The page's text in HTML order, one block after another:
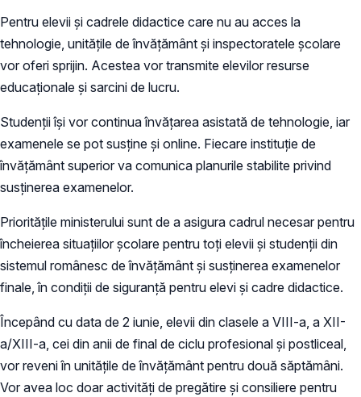
Pentru elevii și cadrele didactice care nu au acces la
tehnologie, unitățile de învățământ și inspectoratele școlare
vor oferi sprijin. Acestea vor transmite elevilor resurse
educaționale și sarcini de lucru.
Studenții își vor continua învățarea asistată de tehnologie, iar
examenele se pot susține și online. Fiecare instituție de
învățământ superior va comunica planurile stabilite privind
susținerea examenelor.
Prioritățile ministerului sunt de a asigura cadrul necesar pentru
încheierea situațiilor școlare pentru toți elevii și studenții din
sistemul românesc de învățământ și susținerea examenelor
finale, în condiții de siguranță pentru elevi și cadre didactice.
Începând cu data de 2 iunie, elevii din clasele a VIII-a, a XII-
a/XIII-a, cei din anii de final de ciclu profesional și postliceal,
vor reveni în unitățile de învățământ pentru două săptămâni.
Vor avea loc doar activități de pregătire și consiliere pentru